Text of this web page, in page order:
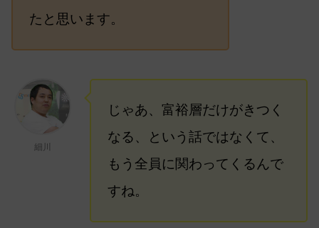
たと思います。
細川
じゃあ、富裕層だけがきつく
なる、という話ではなくて、
もう全員に関わってくるんで
すね。